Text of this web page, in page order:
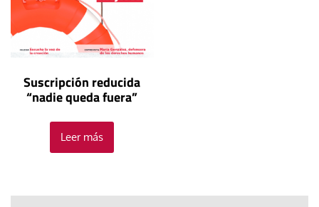
Suscripción reducida
“nadie queda fuera”
Leer más